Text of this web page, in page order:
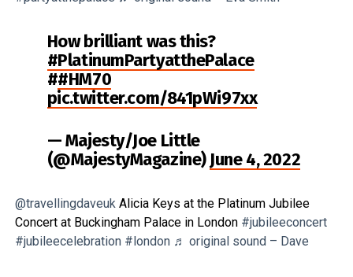
How brilliant was this?
#PlatinumPartyatthePalace
##HM70
pic.twitter.com/841pWi97xx
— Majesty/Joe Little
(@MajestyMagazine)June 4, 2022
@travellingdaveuk Alicia Keys at the Platinum Jubilee
Concert at Buckingham Palace in London #jubileeconcert
#jubileecelebration #london ♬ original sound – Dave